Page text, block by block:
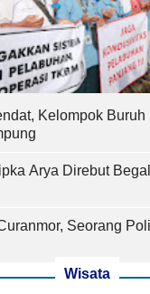
Kelompok
Arya Direbut
Seorang
Wisata